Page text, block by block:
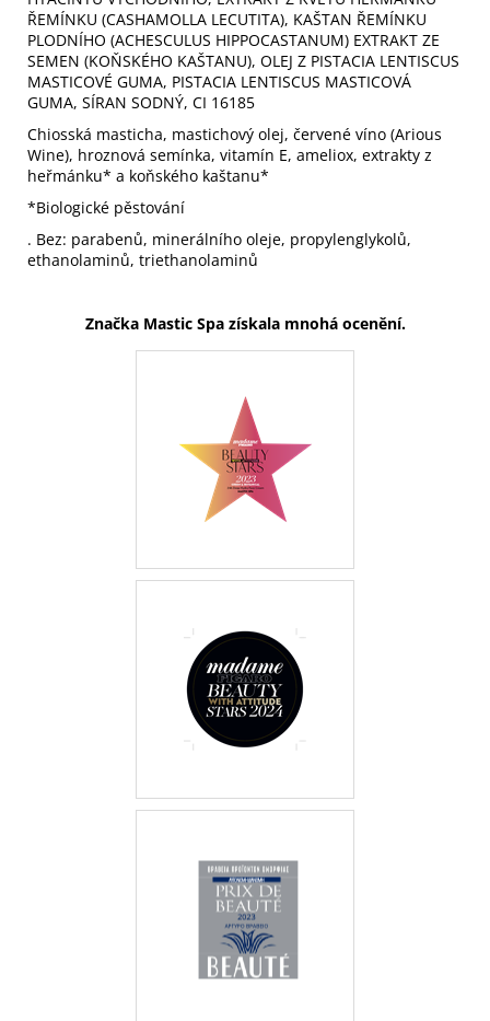
ŘEMÍNKU (CASHAMOLLA LECUTITA), KAŠTAN ŘEMÍNKU
PLODNÍHO (ACHESCULUS HIPPOCASTANUM) EXTRAKT ZE
SEMEN (KOŇSKÉHO KAŠTANU), OLEJ Z PISTACIA LENTISCUS
MASTICOVÉ GUMA, PISTACIA LENTISCUS MASTICOVÁ
GUMA, SÍRAN SODNÝ, CI 16185
Chiosská masticha, mastichový olej, červené víno (Arious
Wine), hroznová semínka, vitamín E, ameliox, extrakty z
heřmánku* a koňského kaštanu*
*Biologické pěstování
. Bez: parabenů, minerálního oleje, propylenglykolů,
ethanolaminů, triethanolaminů
Značka Mastic Spa získala mnohá ocenění.